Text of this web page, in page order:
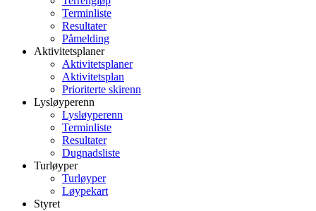
Terminliste
Resultater
Påmelding
Aktivitetsplaner
Aktivitetsplaner
Aktivitetsplan
Prioriterte skirenn
Lysløyperenn
Lysløyperenn
Terminliste
Resultater
Dugnadsliste
Turløyper
Turløyper
Løypekart
Styret